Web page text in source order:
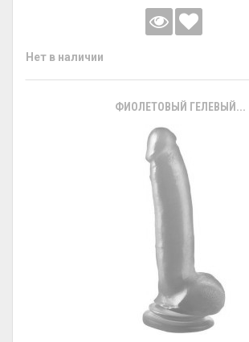
Нет в наличии
ФИОЛЕТОВЫЙ ГЕЛЕВЫЙ...